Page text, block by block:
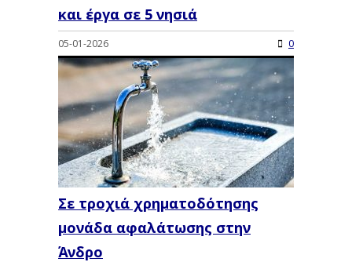
και έργα σε 5 νησιά
05-01-2026 0
Σε τροχιά χρηματοδότησης
μονάδα αφαλάτωσης στην
Άνδρο